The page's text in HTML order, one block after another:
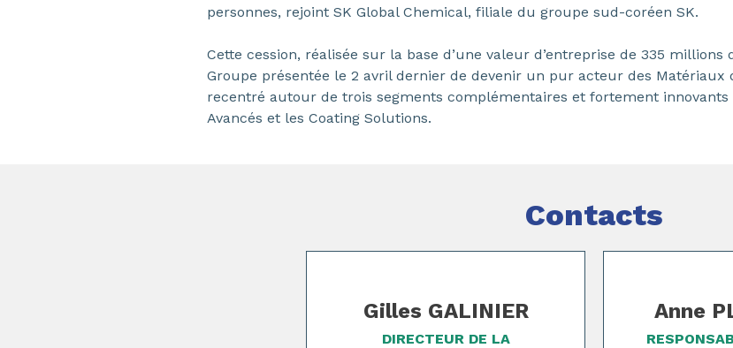
personnes, rejoint SK Global Chemical, filiale du groupe sud-coréen SK.
Cette cession, réalisée sur la base d’une valeur d’entreprise de 335 millions
Groupe présentée le 2 avril dernier de devenir un pur acteur des Matériaux
recentré autour de trois segments complémentaires et fortement innovants
Avancés et les Coating Solutions.
Contacts
Gilles GALINIER
DIRECTEUR DE LA
Anne